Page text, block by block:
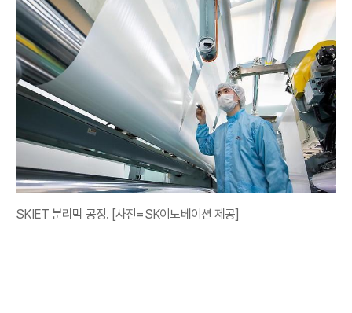
SKIET 분리막 공정. [사진=SK이노베이션 제공]